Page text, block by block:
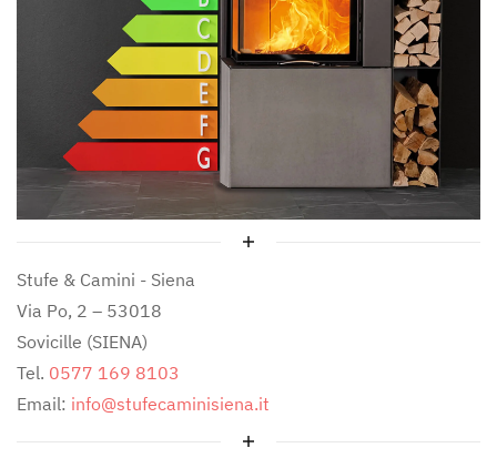
Stufe & Camini - Siena
Via Po, 2 – 53018
Sovicille (SIENA)
Tel. 0577 169 8103
Email: info@stufecaminisiena.it